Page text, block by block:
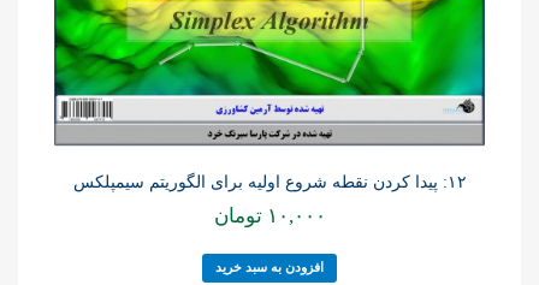
۱۲: پیدا کردن نقطه شروع اولیه برای الگوریتم سیمپلکس
۱۰,۰۰۰ تومان
افزودن به سبد خرید